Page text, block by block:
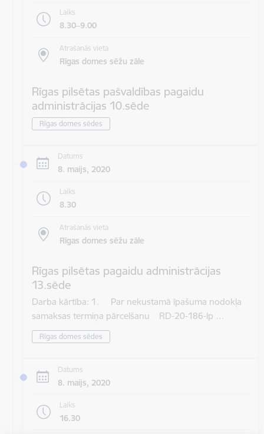
Laiks
8.30–9.00
Atrašanās vieta
Rīgas domes sēžu zāle
Rīgas pilsētas pašvaldības pagaidu
administrācijas 10.sēde
Rīgas domes sēdes
Datums
8. maijs, 2020
Laiks
8.30
Atrašanās vieta
Rīgas domes sēžu zāle
Rīgas pilsētas pagaidu administrācijas
13.sēde
Darba kārtība: 1. Par nekustamā īpašuma nodokļa
samaksas termiņa pārcelšanu RD-20-186-lp …
Rīgas domes sēdes
Datums
8. maijs, 2020
Laiks
16.30